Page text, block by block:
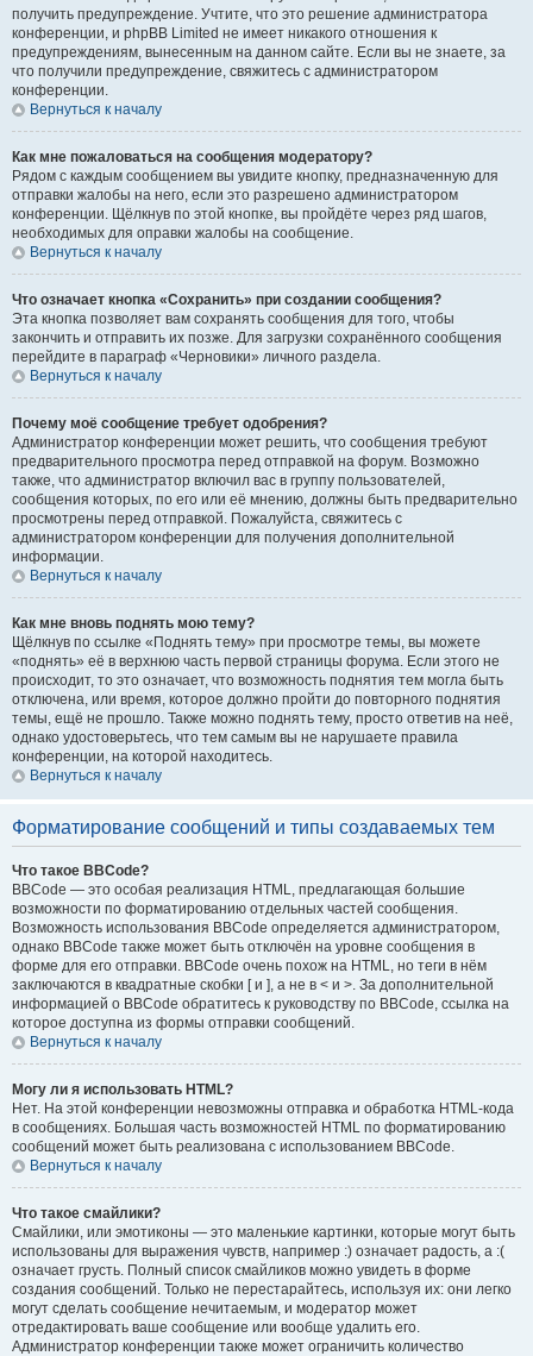
получить предупреждение. Учтите, что это решение администратора
конференции, и phpBB Limited не имеет никакого отношения к
предупреждениям, вынесенным на данном сайте. Если вы не знаете, за
что получили предупреждение, свяжитесь с администратором
конференции.
Вернуться к началу
Как мне пожаловаться на сообщения модератору?
Рядом с каждым сообщением вы увидите кнопку, предназначенную для
отправки жалобы на него, если это разрешено администратором
конференции. Щёлкнув по этой кнопке, вы пройдёте через ряд шагов,
необходимых для оправки жалобы на сообщение.
Вернуться к началу
Что означает кнопка «Сохранить» при создании сообщения?
Эта кнопка позволяет вам сохранять сообщения для того, чтобы
закончить и отправить их позже. Для загрузки сохранённого сообщения
перейдите в параграф «Черновики» личного раздела.
Вернуться к началу
Почему моё сообщение требует одобрения?
Администратор конференции может решить, что сообщения требуют
предварительного просмотра перед отправкой на форум. Возможно
также, что администратор включил вас в группу пользователей,
сообщения которых, по его или её мнению, должны быть предварительно
просмотрены перед отправкой. Пожалуйста, свяжитесь с
администратором конференции для получения дополнительной
информации.
Вернуться к началу
Как мне вновь поднять мою тему?
Щёлкнув по ссылке «Поднять тему» при просмотре темы, вы можете
«поднять» её в верхнюю часть первой страницы форума. Если этого не
происходит, то это означает, что возможность поднятия тем могла быть
отключена, или время, которое должно пройти до повторного поднятия
темы, ещё не прошло. Также можно поднять тему, просто ответив на неё,
однако удостоверьтесь, что тем самым вы не нарушаете правила
конференции, на которой находитесь.
Вернуться к началу
Форматирование сообщений и типы создаваемых тем
Что такое BBCode?
BBCode — это особая реализация HTML, предлагающая большие
возможности по форматированию отдельных частей сообщения.
Возможность использования BBCode определяется администратором,
однако BBCode также может быть отключён на уровне сообщения в
форме для его отправки. BBCode очень похож на HTML, но теги в нём
заключаются в квадратные скобки [ и ], а не в < и >. За дополнительной
информацией о BBCode обратитесь к руководству по BBCode, ссылка на
которое доступна из формы отправки сообщений.
Вернуться к началу
Могу ли я использовать HTML?
Нет. На этой конференции невозможны отправка и обработка HTML-кода
в сообщениях. Большая часть возможностей HTML по форматированию
сообщений может быть реализована с использованием BBCode.
Вернуться к началу
Что такое смайлики?
Смайлики, или эмотиконы — это маленькие картинки, которые могут быть
использованы для выражения чувств, например :) означает радость, а :(
означает грусть. Полный список смайликов можно увидеть в форме
создания сообщений. Только не перестарайтесь, используя их: они легко
могут сделать сообщение нечитаемым, и модератор может
отредактировать ваше сообщение или вообще удалить его.
Администратор конференции также может ограничить количество